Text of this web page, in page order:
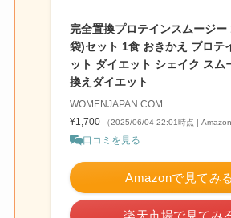
完全置換プロテインスムージ
袋)セット 1食 おきかえ プロテ
ット ダイエット シェイク スム
換えダイエット
WOMENJAPAN.COM
¥1,700
（2025/06/04 22:01時点 | Amazon
口コミを見る
Amazonで見てみる
楽天市場で見てみ